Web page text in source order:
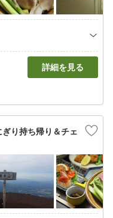
詳細を見る
り持ち帰り＆チェ